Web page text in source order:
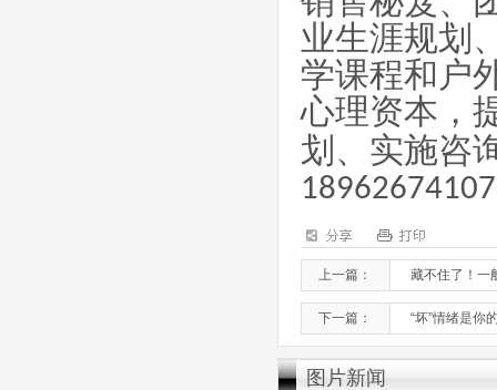
业生涯规划
学课程和户
心理资本，
划、实施咨
18962674107
上一篇： 藏不住了！一
下一篇： “坏”情绪是你
图片新闻